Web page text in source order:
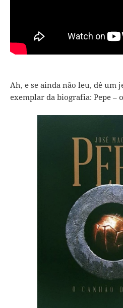
Ah, e se ainda não leu, dê um
exemplar da biografia: Pepe –